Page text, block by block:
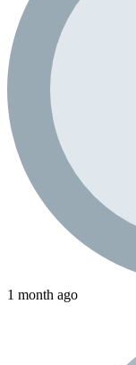
1 month ago